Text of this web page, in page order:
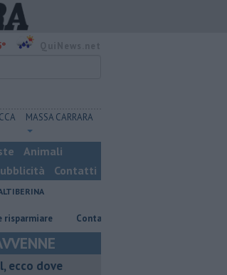
MASSA CARRARA
Animali
Contatti
Contagiata da legionella, non ce l'ha fatta
ecco dove